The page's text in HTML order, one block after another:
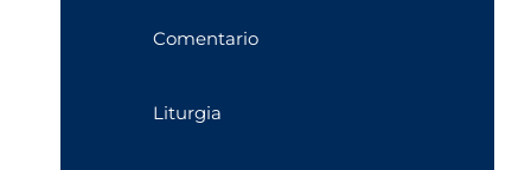
Comentario
Liturgia